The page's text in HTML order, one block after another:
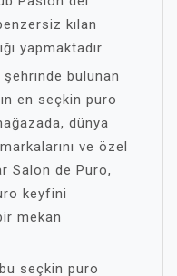
kılan
yapmaktadır.
bulunan
en seçkin puro
dünya
ve özel
Salon de Puro,
keyfini
mekan
seçkin puro